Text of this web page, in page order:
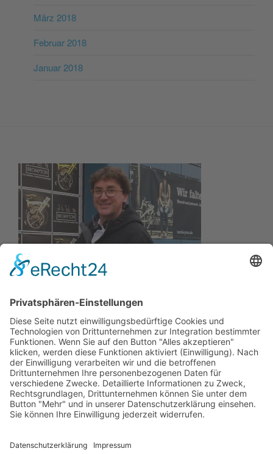
März 2018
Februar 2018
Januar 2018
Wir wollen Ihr persönlicher Online Marine Spezialist sein,
der sich auf die Fahne geschrieben hat, der zuverlässigste
und preiswerteste Anbieter zu sein.
Wir sind ständig im Wachstum und wissen Ihr Vertrauen zu
schätzen.
Kay-Lucas Kaniewski